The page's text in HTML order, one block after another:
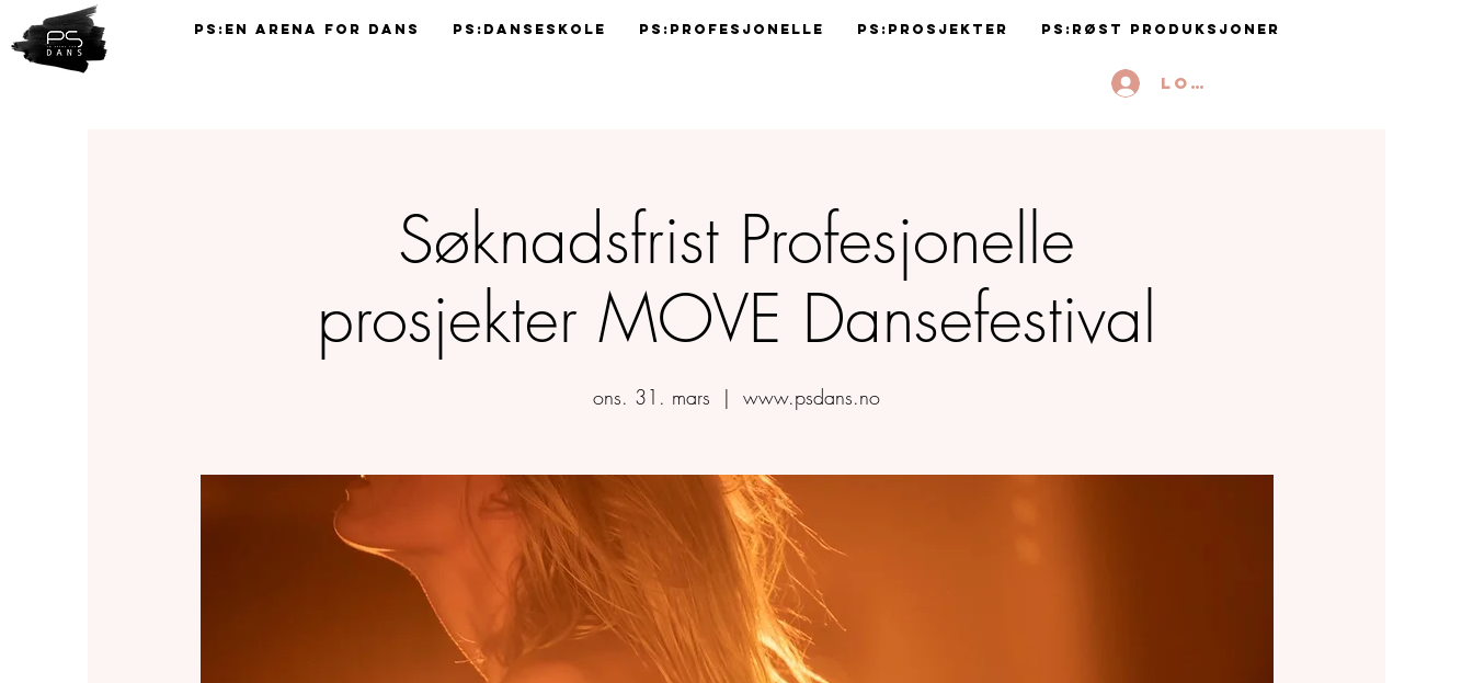
PS:En Arena for Dans PS:Danseskole Ps:Profesjonelle Ps:Prosjekter PS:RØST Produksjoner
Logg inn
Søknadsfrist Profesjonelle
prosjekter MOVE Dansefestival
ons. 31. mars
  |
www.psdans.no